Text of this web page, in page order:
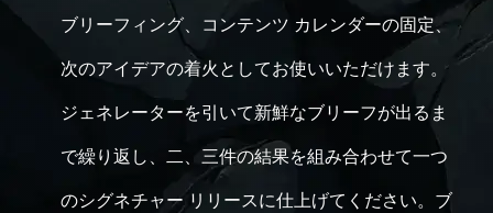
ブリーフィング、コンテンツ カレンダーの固定、
次のアイデアの着火としてお使いいただけます。
ジェネレーターを引いて新鮮なブリーフが出るま
で繰り返し、二、三件の結果を組み合わせて一つ
のシグネチャー リリースに仕上げてください。ブ